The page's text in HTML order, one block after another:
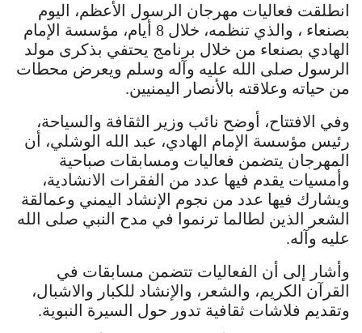
انطلقت فعاليات مهرجان الرسول الأعظم، اليوم
بصنعاء ، والذي تنظمه، خلال 8 أيام، مؤسسة الإمام
الهادي بصنعاء من خلال برنامج يحتفي بذكرى مولد
الرسول صلى الله عليه وآله وسلم ويعرض محطات
من حياته وعلاقته بالأنصار اليمنيين.
وفي الافتتاح، أوضح نائب وزير الثقافة والسياحة،
رئيس مؤسسة الإمام الهادي، عبد الله الوشلي، أن
المهرجان يتضمن فعاليات ومسابقات صباحية
وأمسيات يقدم فيها عدد من الفقرات الانشادية،
ويشارك فيها عدد من نجوم الإنشاد اليمني وعمالقة
الشعر الذين لطالما ترنموا في مدح النبي صلى الله
عليه وآله.
وأشار إلى أن الفعاليات تتضمن مسابقات في
القرآن الكريم، والشعر، والإنشاد للكبار والاشبال،
وتقديم فلاشات ثقافية تدور حول السيرة النبوية.